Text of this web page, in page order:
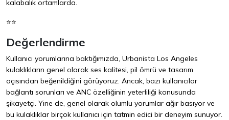
kalabalık ortamlarda.
⭐⭐
Değerlendirme
Kullanıcı yorumlarına baktığımızda, Urbanista Los Angeles
kulaklıkların genel olarak ses kalitesi, pil ömrü ve tasarım
açısından beğenildiğini görüyoruz. Ancak, bazı kullanıcılar
bağlantı sorunları ve ANC özelliğinin yeterliliği konusunda
şikayetçi. Yine de, genel olarak olumlu yorumlar ağır basıyor ve
bu kulaklıklar birçok kullanıcı için tatmin edici bir deneyim sunuyor.